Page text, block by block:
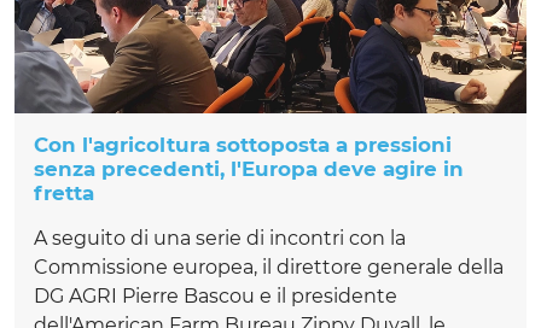
Con l'agricoltura sottoposta a pressioni
senza precedenti, l'Europa deve agire in
fretta
A seguito di una serie di incontri con la
Commissione europea, il direttore generale della
DG AGRI Pierre Bascou e il presidente